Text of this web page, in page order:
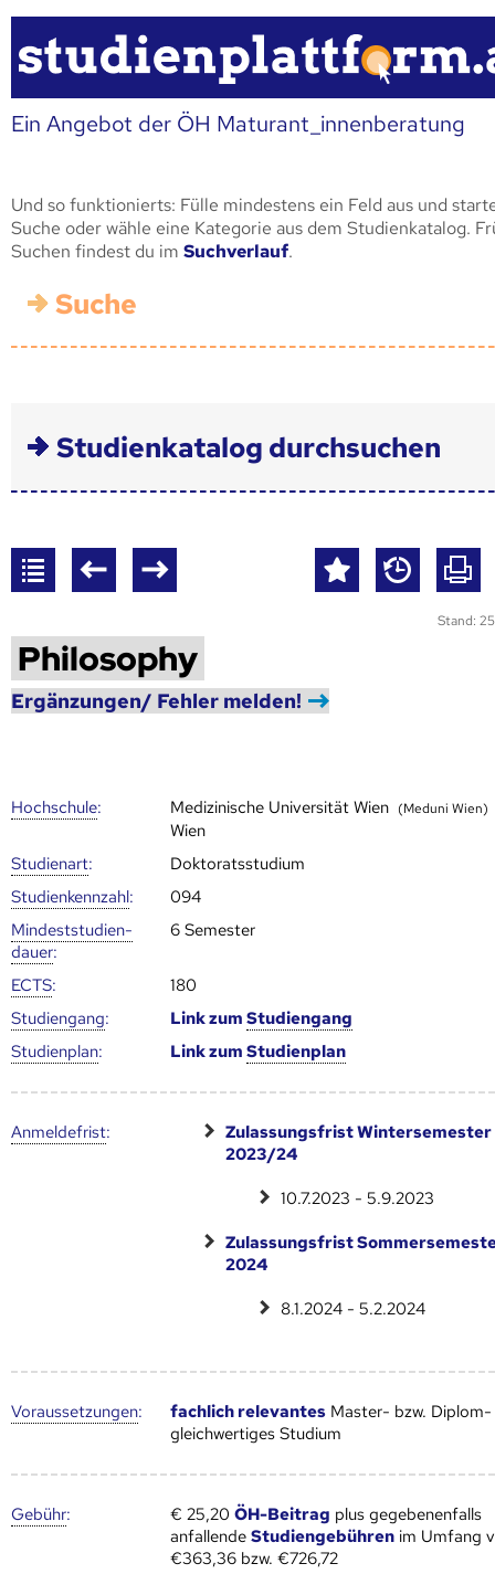
Ein Angebot der ÖH Maturant_innenberatung
Und so funktionierts: Fülle mindestens ein Feld aus und
Suche oder wähle eine Kategorie aus dem Studienkatalog.
Suchen findest du im Suchverlauf.
Suche
Studienkatalog durchsuchen
Stand:
Philosophy
Ergänzungen/ Fehler melden!
Hoch­schule: Medizinische Universität Wien (Meduni Wien)
Wien
Studienart:
Doktoratsstudium
Studien­kenn­zahl:
094
Mindest­studien­
dauer:
6 Semester
ECTS:
180
Studien­gang: Link zumStudien­gang
Studien­plan: Link zumStudien­plan
Anmelde­frist:
Zulassungsfrist Wintersemester
2023/24
10.7.2023 - 5.9.2023
Zulassungsfrist
2024
8.1.2024 - 5.2.2024
Voraus­setzungen: fachlich relevantes Master- bzw.
gleichwertiges Studium
Gebühr: € 25,20ÖH-Beitrag plus gegebenenfalls
anfallendeStudiengebühren im Umfang
€363,36 bzw. €726,72